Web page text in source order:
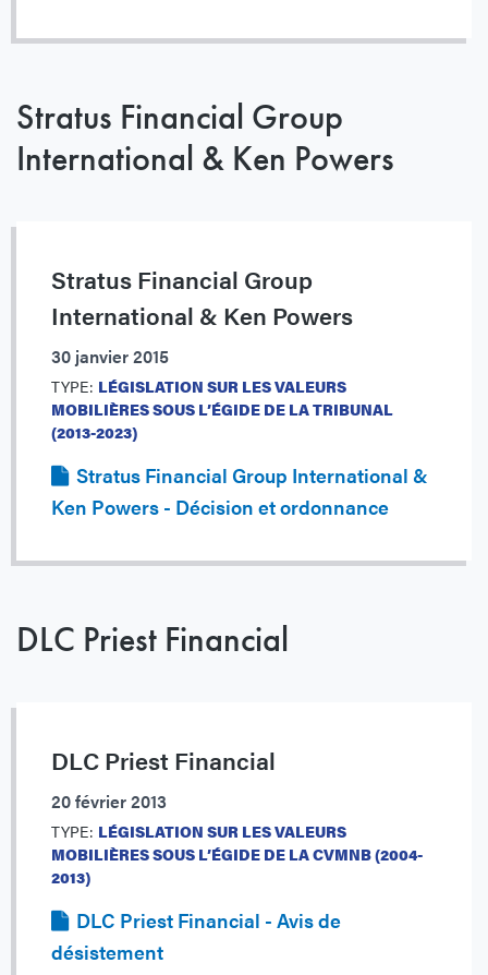
Stratus Financial Group
International & Ken Powers
Stratus Financial Group
International & Ken Powers
30 janvier 2015
TYPE: LÉGISLATION SUR LES VALEURS
MOBILIÈRES SOUS L’ÉGIDE DE LA TRIBUNAL
(2013-2023)
Stratus Financial Group International &
Ken Powers - Décision et ordonnance
DLC Priest Financial
DLC Priest Financial
20 février 2013
TYPE: LÉGISLATION SUR LES VALEURS
MOBILIÈRES SOUS L’ÉGIDE DE LA CVMNB (2004-
2013)
DLC Priest Financial - Avis de
désistement